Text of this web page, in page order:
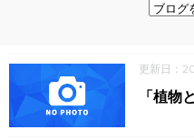
更新日：
「植物